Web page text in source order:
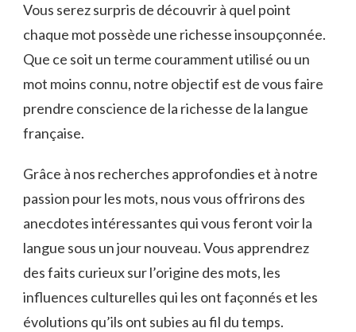
Vous serez surpris ⁢de découvrir à ⁣quel point
⁣chaque mot possède une richesse insoupçonnée.
‌Que⁤ ce soit un terme ⁤couramment utilisé ou un
mot moins connu, ⁣notre objectif est de vous ⁣faire
prendre conscience de ‌la richesse de la langue⁣
française.
Grâce à nos​ recherches approfondies et à ‍notre
passion pour les⁣ mots, nous⁤ vous ‌offrirons des⁤
anecdotes intéressantes qui vous feront⁣ voir ‌la
langue sous un jour nouveau. Vous‍ apprendrez
des faits ⁣curieux ‍sur l’origine des mots,​ les
influences culturelles ⁢qui les ont façonnés et les
évolutions qu’ils ont‍ subies au⁢ fil du temps.